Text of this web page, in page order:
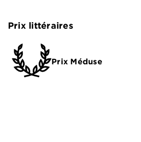
Prix littéraires
Prix Méduse